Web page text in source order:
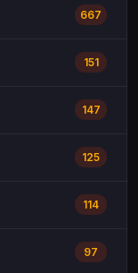
667
151
147
125
114
97